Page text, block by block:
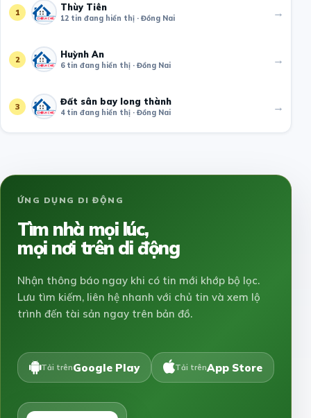
1 Thùy Tiên
12 tin đang hiển thị · Đồng Nai →
2 Huỳnh An
6 tin đang hiển thị · Đồng Nai →
3 Đất sân bay long thành
4 tin đang hiển thị · Đồng Nai →
ỨNG DỤNG DI ĐỘNG
Tìm nhà mọi lúc,
mọi nơi trên di động
Nhận thông báo ngay khi có tin mới khớp bộ lọc.
Lưu tìm kiếm, liên hệ nhanh với chủ tin và xem lộ
trình đến tài sản ngay trên bản đồ.
Tải trênGoogle Play Tải trênApp Store